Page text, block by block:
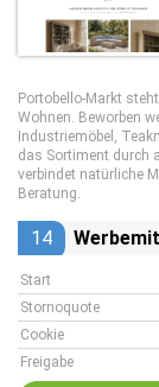
Portobello-Markt
Wohnen. Beworben
Industriemöbel,
das Sortiment durch
verbindet natürliche
Beratung.
14
Start
Stornoquote
Cookie
Freigabe